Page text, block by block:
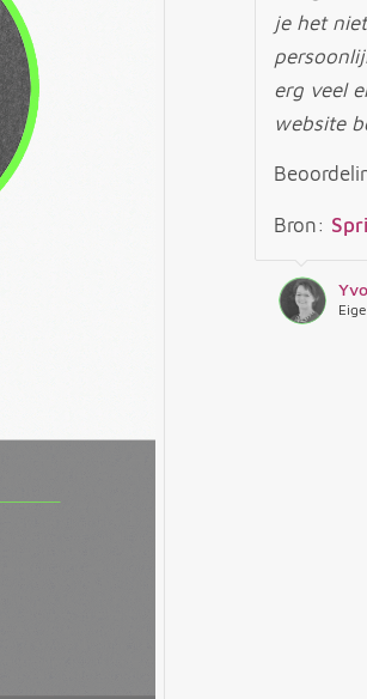
je het
erg veel
website
Bron: